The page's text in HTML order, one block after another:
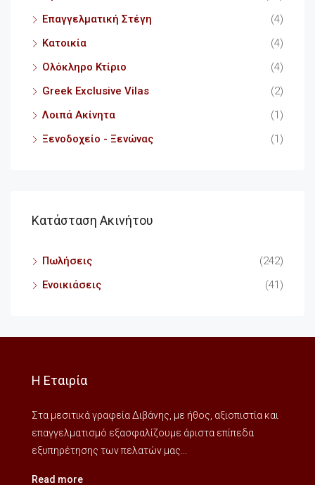
Επαγγελματική Στέγη
(4)
Κατοικία
(4)
Ολόκληρο Κτίριο
(4)
Greek Exclusive Vilas
(2)
Λοιπά Ακίνητα
(1)
Ξενοδοχείο - Ξενώνας
(1)
Κατάσταση Ακινήτου
Πωλήσεις
(242)
Ενοικιάσεις
(41)
Η Εταιρία
Στα μεσιτικά γραφεία Διβάνης, με ήθος, αξιοπιστία και
επαγγελματισμό εξασφαλίζουμε άριστα επίπεδα
εξυπηρέτησης των πελατών μας...
Read more